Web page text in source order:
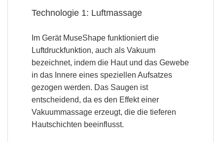
Technologie 1: Luftmassage
Im Gerät MuseShape funktioniert die
Luftdruckfunktion, auch als Vakuum
bezeichnet, indem die Haut und das Gewebe
in das Innere eines speziellen Aufsatzes
gezogen werden. Das Saugen ist
entscheidend, da es den Effekt einer
Vakuummassage erzeugt, die die tieferen
Hautschichten beeinflusst.